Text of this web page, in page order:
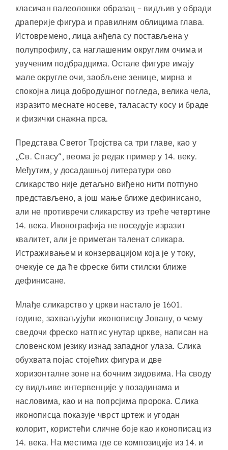
класичан палеолошки образац – видљив у обради
драперије фигура и правилним облицима глава.
Истовремено, лица анђела су постављена у
полупрофилу, са наглашеним округлим очима и
увученим подбрадцима. Остале фигуре имају
мале округле очи, заобљене зенице, мирна и
спокојна лица добродушног погледа, велика чела,
изразито меснате носеве, таласасту косу и браде
и физички снажна прса.
Представа Светог Тројства са три главе, као у
„Св. Спасу“, веома је редак пример у 14. веку.
Међутим, у досадашњој литератури ово
сликарство није детаљно виђено нити потпуно
представљено, а још мање ближе дефинисано,
али не противречи сликарству из треће четвртине
14. века. Иконографија не поседује изразит
квалитет, али је приметан таленат сликара.
Истраживањем и конзервацијом која је у току,
очекује се да ће фреске бити стилски ближе
дефинисане.
Млађе сликарство у цркви настало је 1601.
године, захваљујући иконописцу Јовану, о чему
сведочи фреско натпис унутар цркве, написан на
словенском језику изнад западног улаза. Слика
обухвата појас стојећих фигура и две
хоризонталне зоне на бочним зидовима. На своду
су видљиве интервенције у позадинама и
насловима, као и на попрсјима пророка. Слика
иконописца показује чврст цртеж и угодан
колорит, користећи сличне боје као иконописац из
14. века. На местима где се композиције из 14. и